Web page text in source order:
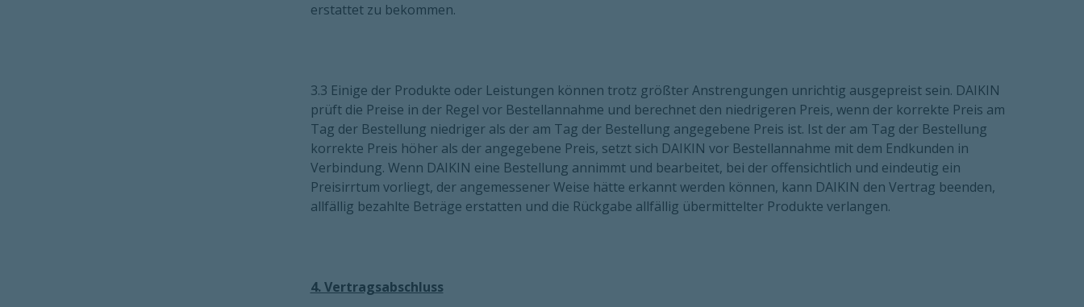
erstattet zu bekommen.
3.3 Einige der Produkte oder Leistungen können trotz größter Anstrengungen unrichtig ausgepreist sein. DAIKIN
prüft die Preise in der Regel vor Bestellannahme und berechnet den niedrigeren Preis, wenn der korrekte Preis am
Tag der Bestellung niedriger als der am Tag der Bestellung angegebene Preis ist. Ist der am Tag der Bestellung
korrekte Preis höher als der angegebene Preis, setzt sich DAIKIN vor Bestellannahme mit dem Endkunden in
Verbindung. Wenn DAIKIN eine Bestellung annimmt und bearbeitet, bei der offensichtlich und eindeutig ein
Preisirrtum vorliegt, der angemessener Weise hätte erkannt werden können, kann DAIKIN den Vertrag beenden,
allfällig bezahlte Beträge erstatten und die Rückgabe allfällig übermittelter Produkte verlangen.
4. Vertragsabschluss